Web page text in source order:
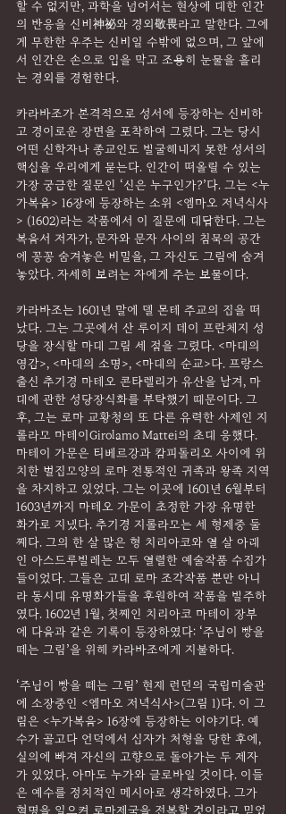
할 수 없지만, 과학을 넘어서는 현상에 대한 인간
의 반응을 신비神祕와 경외敬畏라고 말한다. 그에
게 무한한 우주는 신비일 수밖에 없으며, 그 앞에
서 인간은 손으로 입을 막고 조용히 눈물을 흘리
는 경외를 경험한다.
카라바조가 본격적으로 성서에 등장하는 신비하
고 경이로운 장면을 포착하여 그렸다. 그는 당시
어떤 신학자나 종교인도 발굴해내지 못한 성서의
핵심을 우리에게 묻는다. 인간이 떠올릴 수 있는
가장 궁금한 질문인 ‘신은 누구인가?’다. 그는 <누
가복음> 16장에 등장하는 소위 <엠마오 저녁식사
> (1602)라는 작품에서 이 질문에 대답한다. 그는
복음서 저자가, 문자와 문자 사이의 침묵의 공간
에 꽁꽁 숨겨놓은 비밀을, 그 자신도 그림에 숨겨
놓았다. 자세히 보려는 자에게 주는 보물이다.
카라바조는 1601년 말에 델 몬테 주교의 집을 떠
났다. 그는 그곳에서 산 루이지 데이 프란체지 성
당을 장식할 마태 그림 세 점을 그렸다. <마태의
영감>, <마태의 소명>, <마태의 순교>다. 프랑스
출신 추기경 마테오 콘타렐리가 유산을 남겨, 마
태에 관한 성당장식화를 부탁했기 때문이다. 그
후, 그는 로마 교황청의 또 다른 유력한 사제인 지
롤라모 마테이Girolamo Mattei의 초대 응했다.
마테이 가문은 티베르강과 캄피돌리오 사이에 위
치한 벌집모양의 로마 전통적인 귀족과 왕족 지역
을 차지하고 있었다. 그는 이곳에 1601년 6월부터
1603년까지 마테오 가문이 초정한 가장 유명한
화가로 지냈다. 추기경 지롤라모는 세 형제중 둘
째다. 그의 한 살 많은 형 치리아코와 열 살 아래
인 아스드루발레는 모두 열렬한 예술작품 수집가
들이었다. 그들은 고대 로마 조각작품 뿐만 아니
라 동시대 유명화가들을 후원하여 작품을 발주하
였다. 1602년 1월, 첫째인 치리아코 마테이 장부
에 다음과 같은 기록이 등장하였다: ‘주님이 빵을
떼는 그림’을 위해 카라바조에게 지불하다.
‘주님이 빵을 떼는 그림’ 현재 런던의 국립미술관
에 소장중인 <엠마오 저녁식사>(그림 1)다. 이 그
림은 <누가복음> 16장에 등장하는 이야기다. 예
수가 골고다 언덕에서 십자가 처형을 당한 후에,
실의에 빠져 자신의 고향으로 돌아가는 두 제자
가 있었다. 아마도 누가와 글로바일 것이다. 이들
은 예수를 정치적인 메시아로 생각하였다. 그가
혁명을 일으켜 로마제국을 전복할 것이라고 믿었